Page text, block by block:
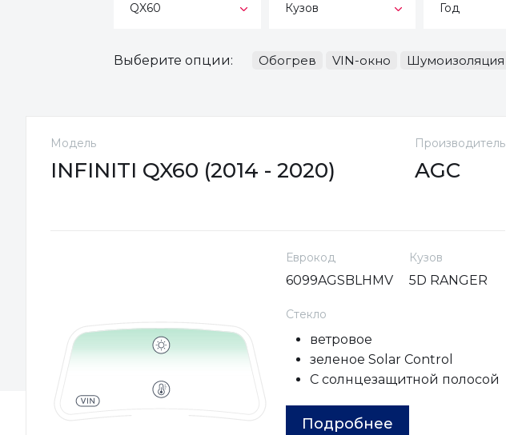
QX60 Кузов Год
Выберите опции: Обогрев VIN-окно Шумоизоляция
Модель
INFINITI QX60 (2014 - 2020)
Производитель
AGC
Еврокод
6099AGSBLHMV
Кузов
5D RANGER
Стекло
ветровое
зеленое Solar Control
С солнцезащитной полосой
Подробнее